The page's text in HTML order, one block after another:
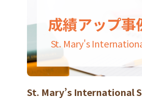
成績アップ事
St. Mary's
St. Mary’s International